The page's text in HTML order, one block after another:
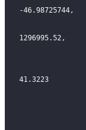
-46.98725744,
1296995.52,
41.3223